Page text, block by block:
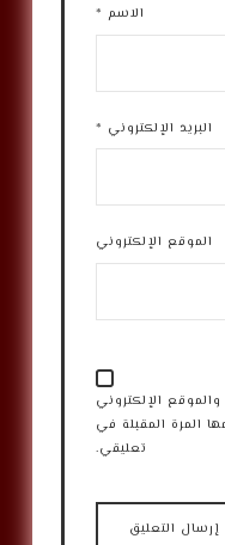
الاسم *
البريد الإلكتروني *
الموقع الإلكتروني
الإلكتروني
المرة المقبلة في
تعليقي.